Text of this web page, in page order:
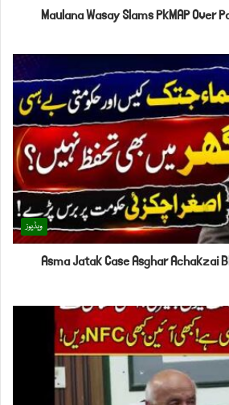
Maulana Wasay Slams PkMAP Over
ویڈیوز
Asma Jatak Case Asghar Achakzai